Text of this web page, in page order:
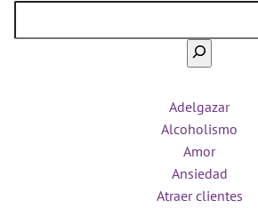
Adelgazar
Alcoholismo
Amor
Ansiedad
Atraer clientes